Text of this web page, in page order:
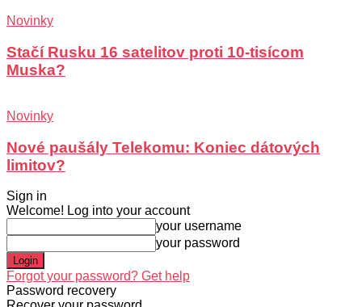
Novinky
Stačí Rusku 16 satelitov proti 10-tisícom
Muska?
Novinky
Nové paušály Telekomu: Koniec dátových
limitov?
Sign in
Welcome! Log into your account
your username
your password
Forgot your password? Get help
Password recovery